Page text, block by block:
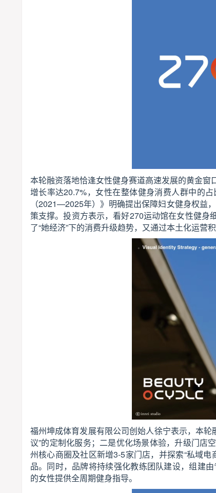
本轮融资落地恰逢女性健身赛道高速发展的黄金
增长率达20.7%，女性在整体健身消费人群中的
（2021—2025年）》明确提出保障妇女健身权益
策支撑。投资方表示，看好270运动馆在女性健身
了“她经济”下的消费升级趋势，又通过本土化运营
福州坤成体育发展有限公司创始人徐宁表示，本
议”的定制化服务；二是优化场景体验，升级门店
州核心商圈及社区新增3-5家门店，并探索“私域
品。同时，品牌将持续强化教练团队建设，组建
的女性提供全周期健身指导。